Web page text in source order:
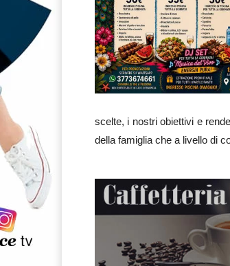
scelte, i nostri obiettivi e
della famiglia che a livello di